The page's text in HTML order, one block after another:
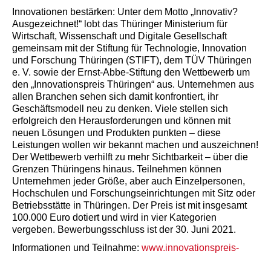
Innovationen bestärken: Unter dem Motto „Innovativ?
Ausgezeichnet!“ lobt das Thüringer Ministerium für
Wirtschaft, Wissenschaft und Digitale Gesellschaft
gemeinsam mit der Stiftung für Technologie, Innovation
und Forschung Thüringen (STIFT), dem TÜV Thüringen
e. V. sowie der Ernst-Abbe-Stiftung den Wettbewerb um
den „Innovationspreis Thüringen“ aus. Unternehmen aus
allen Branchen sehen sich damit konfrontiert, ihr
Geschäftsmodell neu zu denken. Viele stellen sich
erfolgreich den Herausforderungen und können mit
neuen Lösungen und Produkten punkten – diese
Leistungen wollen wir bekannt machen und auszeichnen!
Der Wettbewerb verhilft zu mehr Sichtbarkeit – über die
Grenzen Thüringens hinaus. Teilnehmen können
Unternehmen jeder Größe, aber auch Einzelpersonen,
Hochschulen und Forschungseinrichtungen mit Sitz oder
Betriebsstätte in Thüringen. Der Preis ist mit insgesamt
100.000 Euro dotiert und wird in vier Kategorien
vergeben. Bewerbungsschluss ist der 30. Juni 2021.
Informationen und Teilnahme: www.innovationspreis-